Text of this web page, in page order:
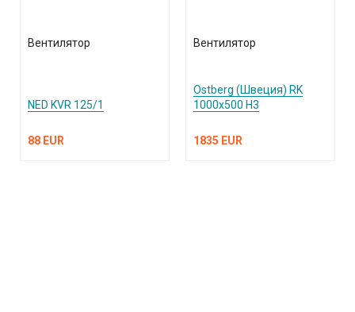
Вентилятор
NED KVR 125/1
88 EUR
Вентилятор
Ostberg (Швеция) RK
1000х500 Н3
1835 EUR